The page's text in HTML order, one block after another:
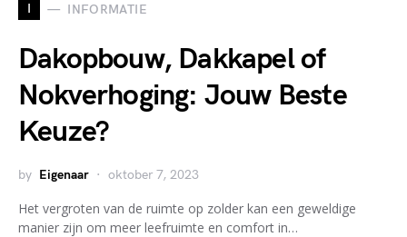
I INFORMATIE
Dakopbouw, Dakkapel of
Nokverhoging: Jouw Beste
Keuze?
by Eigenaar oktober 7, 2023
Het vergroten van de ruimte op zolder kan een geweldige
manier zijn om meer leefruimte en comfort in…